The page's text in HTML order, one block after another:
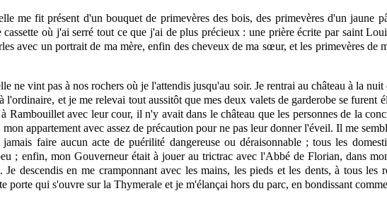
me fit présent d'un bouquet de primevères des bois, des primevères d'un jaune
cassette où j'ai serré tout ce que j'ai de plus précieux : une prière écrite par saint
avec un portrait de ma mère, enfin des cheveux de ma sœur, et les primevères de
ne vint pas à nos rochers où je l'attendis jusqu'au soir. Je rentrai au château à la
l'ordinaire, et je me relevai tout aussitôt que mes deux valets de garderobe se furent
Rambouillet avec leur cour, il n'y avait dans le château que les personnes de la
appartement avec assez de précaution pour ne pas leur donner l'éveil. Il me
faire aucun acte de puérilité dangereuse ou déraisonnable ; tous les
; enfin, mon Gouverneur était à jouer au trictrac avec l'Abbé de Florian, dans
descendis en me cramponnant avec les mains, les pieds et les dents, à tous les
porte qui s'ouvre sur la Thymerale et je m'élançai hors du parc, en bondissant